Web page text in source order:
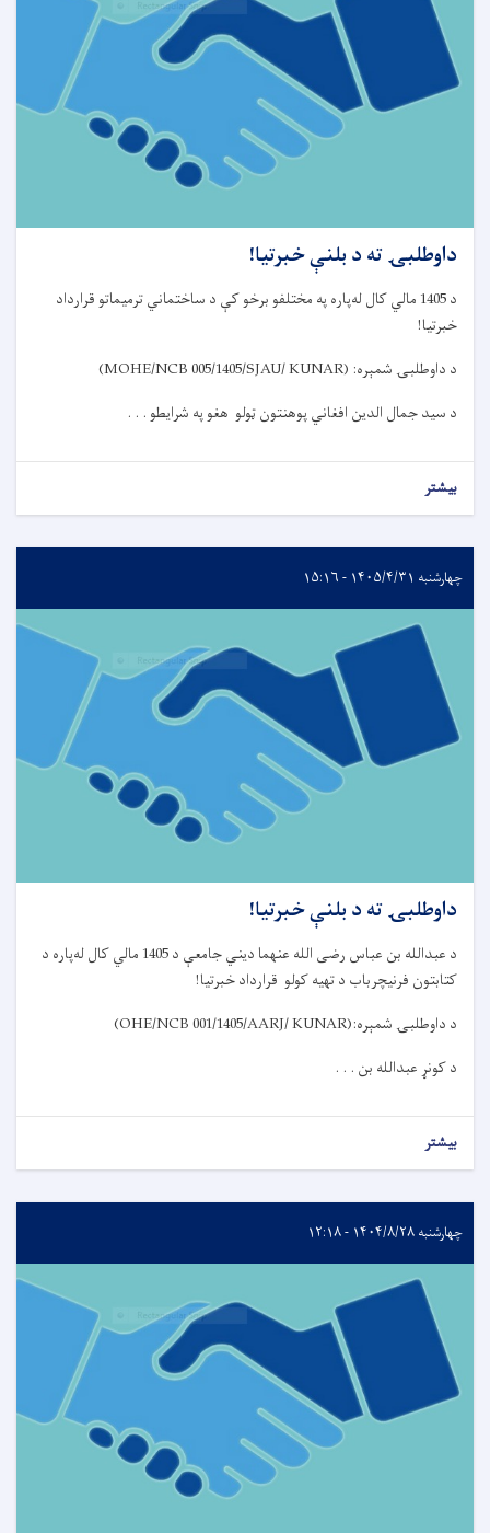
داوطلبۍ ته د بلنې خبرتیا!
د1405 مالي کال له‌پاره په مختلفو برخو کې د ساختمانيترمیماتو قرارداد
خبرتیا!
د داوطلبۍ شمېره:
(MOHE/NCB 005/1405/SJAU/ KUNAR)
د سید جمال الدین افغاني پوهنتون ټولو هغو په شرایطو . . .
بیشتر
چهارشنبه ۱۴۰۵/۴/۳۱ - ۱۵:۱۶
داوطلبۍ ته د بلنې خبرتیا!
د عبدالله بن عباس رضی الله عنهما دیني جامعې د 1405 مالي کال له‌پاره د
کتابتون فرنیچرباب د تهیه کولو قرارداد خبرتیا!
د داوطلبۍ شمېره:
(OHE/NCB 001/1405/AARJ/ KUNAR)
د کونړ عبدالله بن . . .
بیشتر
چهارشنبه ۱۴۰۴/۸/۲۸ - ۱۲:۱۸